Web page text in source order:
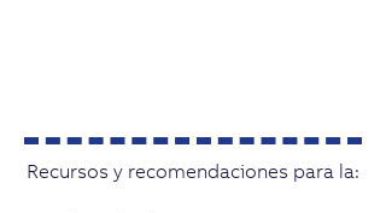
Recursos y recomendaciones para la: